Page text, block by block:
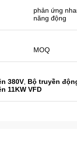
phản ứng
năng động
MOQ
380V Bộ truyền
11KW VFD